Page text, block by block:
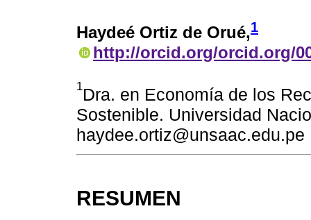
Haydeé Ortiz de Orué,1
http://orcid.org/orcid.org/
1Dra. en Economía de los
Sostenible. Universidad
haydee.ortiz@unsaac.edu.pe
RESUMEN